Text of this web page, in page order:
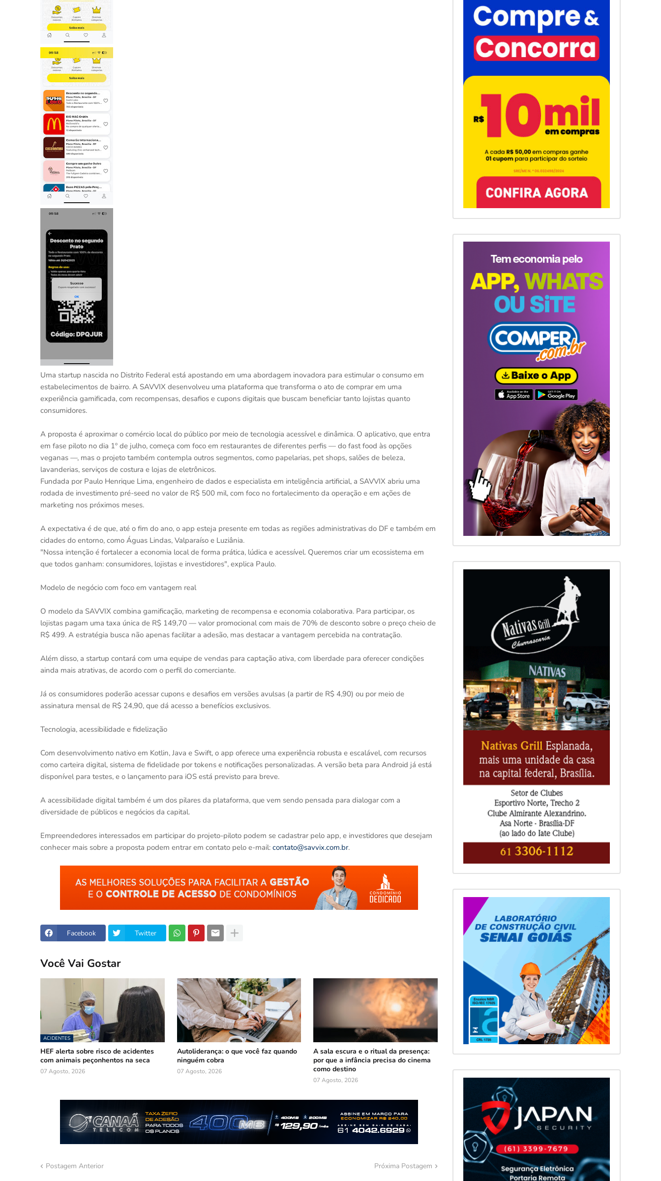
Uma startup nascida no Distrito Federal está apostando em uma abordagem inovadora para estimular o consumo em
estabelecimentos de bairro. A SAVVIX desenvolveu uma plataforma que transforma o ato de comprar em uma
experiência gamificada, com recompensas, desafios e cupons digitais que buscam beneficiar tanto lojistas quanto
consumidores.
A proposta é aproximar o comércio local do público por meio de tecnologia acessível e dinâmica. O aplicativo, que entra
em fase piloto no dia 1º de julho, começa com foco em restaurantes de diferentes perfis — do fast food às opções
veganas —, mas o projeto também contempla outros segmentos, como papelarias, pet shops, salões de beleza,
lavanderias, serviços de costura e lojas de eletrônicos.
Fundada por Paulo Henrique Lima, engenheiro de dados e especialista em inteligência artificial, a SAVVIX abriu uma
rodada de investimento pré-seed no valor de R$ 500 mil, com foco no fortalecimento da operação e em ações de
marketing nos próximos meses.
A expectativa é de que, até o fim do ano, o app esteja presente em todas as regiões administrativas do DF e também em
cidades do entorno, como Águas Lindas, Valparaíso e Luziânia.
"Nossa intenção é fortalecer a economia local de forma prática, lúdica e acessível. Queremos criar um ecossistema em
que todos ganham: consumidores, lojistas e investidores", explica Paulo.
Modelo de negócio com foco em vantagem real
O modelo da SAVVIX combina gamificação, marketing de recompensa e economia colaborativa. Para participar, os
lojistas pagam uma taxa única de R$ 149,70 — valor promocional com mais de 70% de desconto sobre o preço cheio de
R$ 499. A estratégia busca não apenas facilitar a adesão, mas destacar a vantagem percebida na contratação.
Além disso, a startup contará com uma equipe de vendas para captação ativa, com liberdade para oferecer condições
ainda mais atrativas, de acordo com o perfil do comerciante.
Já os consumidores poderão acessar cupons e desafios em versões avulsas (a partir de R$ 4,90) ou por meio de
assinatura mensal de R$ 24,90, que dá acesso a benefícios exclusivos.
Tecnologia, acessibilidade e fidelização
Com desenvolvimento nativo em Kotlin, Java e Swift, o app oferece uma experiência robusta e escalável, com recursos
como carteira digital, sistema de fidelidade por tokens e notificações personalizadas. A versão beta para Android já está
disponível para testes, e o lançamento para iOS está previsto para breve.
A acessibilidade digital também é um dos pilares da plataforma, que vem sendo pensada para dialogar com a
diversidade de públicos e negócios da capital.
Empreendedores interessados em participar do projeto-piloto podem se cadastrar pelo app, e investidores que desejam
conhecer mais sobre a proposta podem entrar em contato pelo e-mail: contato@savvix.com.br.
Facebook Twitter
Você Vai Gostar
ACIDENTES
HEF alerta sobre risco de acidentes
com animais peçonhentos na seca
07 Agosto, 2026
Autoliderança: o que você faz quando
ninguém cobra
07 Agosto, 2026
A sala escura e o ritual da presença:
por que a infância precisa do cinema
como destino
07 Agosto, 2026
Postagem Anterior Próxima Postagem